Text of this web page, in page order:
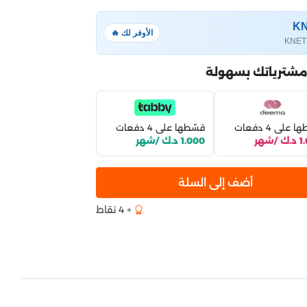
الأوفر لك 🔥
بسهولة
على 4 دفعات
قسّطها على 4 دفعات
1.000 د.ك /شهر
أضف إلى السلة
+ 4 نقاط